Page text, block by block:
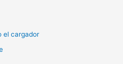
el cargador